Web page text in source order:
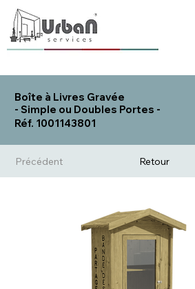
Boîte à Livres Gravée
- Simple ou Doubles Portes -
Réf. 1001143801
Précédent Retour